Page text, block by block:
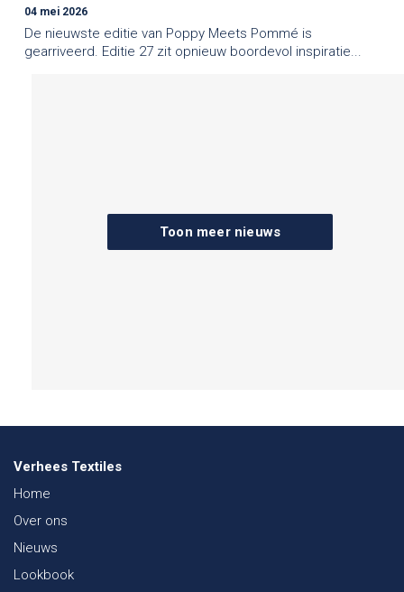
04 mei 2026
De nieuwste editie van Poppy Meets Pommé is
gearriveerd. Editie 27 zit opnieuw boordevol inspiratie...
Toon meer nieuws
Verhees Textiles
Home
Over ons
Nieuws
Lookbook